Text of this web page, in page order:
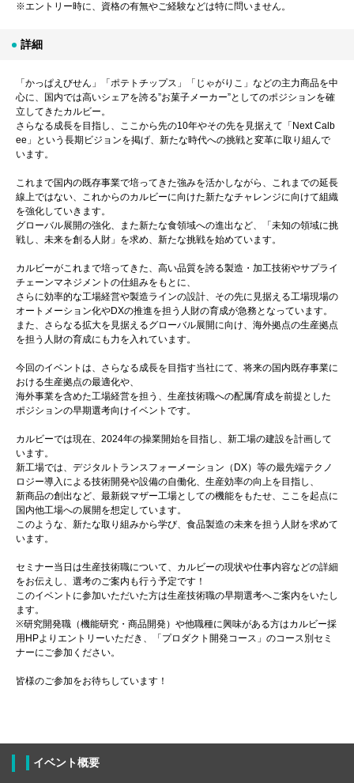
※エントリー時に、資格の有無やご経験などは特に問いません。
詳細
「かっぱえびせん」「ポテトチップス」「じゃがりこ」などの主力商品を中
心に、国内では高いシェアを誇る”お菓子メーカー”としてのポジションを確
立してきたカルビー。
さらなる成長を目指し、ここから先の10年やその先を見据えて「Next Calb
ee」という長期ビジョンを掲げ、新たな時代への挑戦と変革に取り組んで
います。
これまで国内の既存事業で培ってきた強みを活かしながら、これまでの延長
線上ではない、これからのカルビーに向けた新たなチャレンジに向けて組織
を強化していきます。
グローバル展開の強化、また新たな食領域への進出など、「未知の領域に挑
戦し、未来を創る人財」を求め、新たな挑戦を始めています。
カルビーがこれまで培ってきた、高い品質を誇る製造・加工技術やサプライ
チェーンマネジメントの仕組みをもとに、
さらに効率的な工場経営や製造ラインの設計、その先に見据える工場現場の
オートメーション化やDXの推進を担う人財の育成が急務となっています。
また、さらなる拡大を見据えるグローバル展開に向け、海外拠点の生産拠点
を担う人財の育成にも力を入れています。
今回のイベントは、さらなる成長を目指す当社にて、将来の国内既存事業に
おける生産拠点の最適化や、
海外事業を含めた工場経営を担う、生産技術職への配属/育成を前提とした
ポジションの早期選考向けイベントです。
カルビーでは現在、2024年の操業開始を目指し、新工場の建設を計画して
います。
新工場では、デジタルトランスフォーメーション（DX）等の最先端テクノ
ロジー導入による技術開発や設備の自働化、生産効率の向上を目指し、
新商品の創出など、最新鋭マザー工場としての機能をもたせ、ここを起点に
国内他工場への展開を想定しています。
このような、新たな取り組みから学び、食品製造の未来を担う人財を求めて
います。
セミナー当日は生産技術職について、カルビーの現状や仕事内容などの詳細
をお伝えし、選考のご案内も行う予定です！
このイベントに参加いただいた方は生産技術職の早期選考へご案内をいたし
ます。
※研究開発職（機能研究・商品開発）や他職種に興味がある方はカルビー採
用HPよりエントリーいただき、「プロダクト開発コース」のコース別セミ
ナーにご参加ください。
皆様のご参加をお待ちしています！
イベント概要